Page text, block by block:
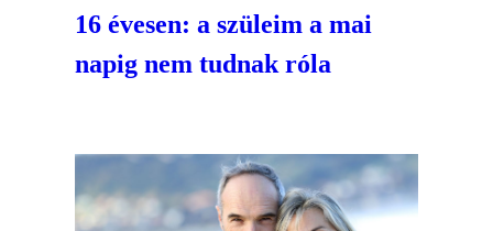
16 évesen: a szüleim a mai
napig nem tudnak róla